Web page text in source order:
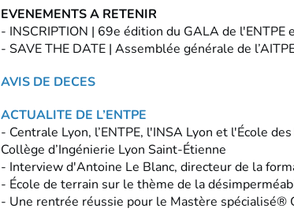
EVENEMENTS A RETENIR
- INSCRIPTION | 69e édition du GALA de l'ENTPE
- SAVE THE DATE | Assemblée générale de
AVIS DE DECES
ACTUALITE DE L’ENTPE
- Centrale Lyon, l’ENTPE, l'INSA Lyon et l'École
Collège d’Ingénierie Lyon Saint-Étienne
- Interview d'Antoine Le Blanc, directeur de la
- École de terrain sur le thème de la
- Une rentrée réussie pour le Mastère